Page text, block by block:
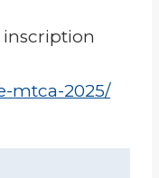
mtca-2025/